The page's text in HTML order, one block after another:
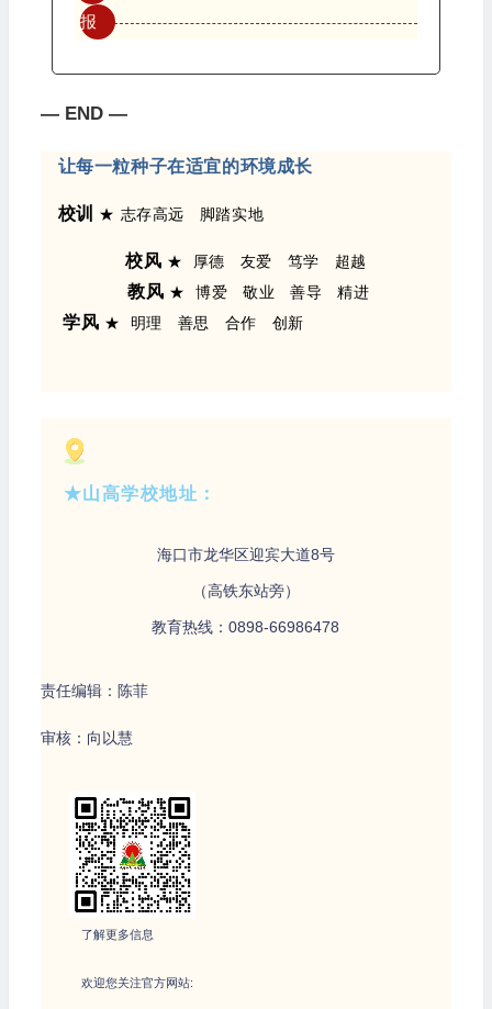
报
— END —
让每一粒种子在适宜的环境成长
校训 ★ 志存高远 脚踏实地
校风 ★ 厚德 友爱 笃学 超越
教风 ★ 博爱 敬业 善导 精进
学风 ★ 明理 善思 合作 创新
★山高学校地址：
海口市龙华区迎宾大道8号
（高铁东站旁）
教育热线：0898-66986478
责任编辑：陈菲
审核：向以慧
了解更多信息
欢迎您关注官方网站: